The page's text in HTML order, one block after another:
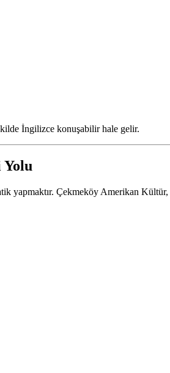
İngilizce konuşabilir hale gelir.
Yolu
yapmaktır. Çekmeköy Amerikan Kültür,